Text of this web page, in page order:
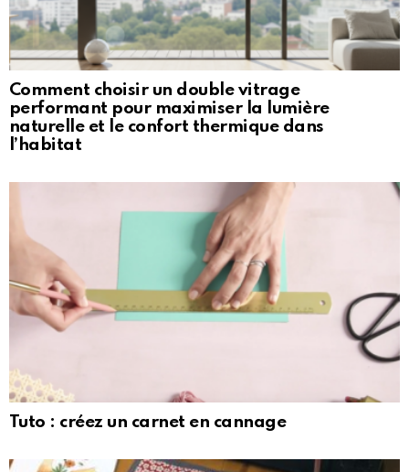
Comment choisir un double vitrage
performant pour maximiser la lumière
naturelle et le confort thermique dans
l’habitat
Tuto : créez un carnet en cannage